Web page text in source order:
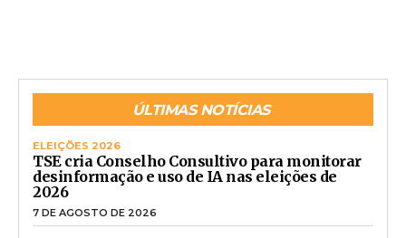
ÚLTIMAS NOTÍCIAS
ELEIÇÕES 2026
TSE cria Conselho Consultivo para monitorar
desinformação e uso de IA nas eleições de
2026
7 DE AGOSTO DE 2026